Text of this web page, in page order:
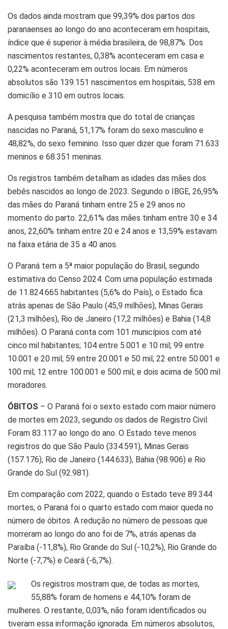
Os dados ainda mostram que 99,39% dos partos dos
paranaenses ao longo do ano aconteceram em hospitais,
índice que é superior à média brasileira, de 98,87%. Dos
nascimentos restantes, 0,38% aconteceram em casa e
0,22% aconteceram em outros locais. Em números
absolutos são 139.151 nascimentos em hospitais, 538 em
domicílio e 310 em outros locais.
A pesquisa também mostra que do total de crianças
nascidas no Paraná, 51,17% foram do sexo masculino e
48,82%, do sexo feminino. Isso quer dizer que foram 71.633
meninos e 68.351 meninas.
Os registros também detalham as idades das mães dos
bebês nascidos ao longo de 2023. Segundo o IBGE, 26,95%
das mães do Paraná tinham entre 25 e 29 anos no
momento do parto. 22,61% das mães tinham entre 30 e 34
anos, 22,60% tinham entre 20 e 24 anos e 13,59% estavam
na faixa etária de 35 a 40 anos.
O Paraná tem a 5ª maior população do Brasil, segundo
estimativa do Censo 2024. Com uma população estimada
de 11.824.665 habitantes (5,6% do País), o Estado fica
atrás apenas de São Paulo (45,9 milhões), Minas Gerais
(21,3 milhões), Rio de Janeiro (17,2 milhões) e Bahia (14,8
milhões). O Paraná conta com 101 municípios com até
cinco mil habitantes; 104 entre 5.001 e 10 mil; 99 entre
10.001 e 20 mil; 59 entre 20.001 e 50 mil; 22 entre 50.001 e
100 mil; 12 entre 100.001 e 500 mil; e dois acima de 500 mil
moradores.
ÓBITOS – O Paraná foi o sexto estado com maior número
de mortes em 2023, segundo os dados de Registro Civil.
Foram 83.117 ao longo do ano. O Estado teve menos
registros do que São Paulo (334.591), Minas Gerais
(157.176), Rio de Janeiro (144.633), Bahia (98.906) e Rio
Grande do Sul (92.981).
Em comparação com 2022, quando o Estado teve 89.344
mortes, o Paraná foi o quarto estado com maior queda no
número de óbitos. A redução no número de pessoas que
morreram ao longo do ano foi de 7%, atrás apenas da
Paraíba (-11,8%), Rio Grande do Sul (-10,2%), Rio Grande do
Norte (-7,7%) e Ceará (-6,7%).
Os registros mostram que, de todas as mortes,
55,88% foram de homens e 44,10% foram de
mulheres. O restante, 0,03%, não foram identificados ou
tiveram essa informação ignorada. Em números absolutos,